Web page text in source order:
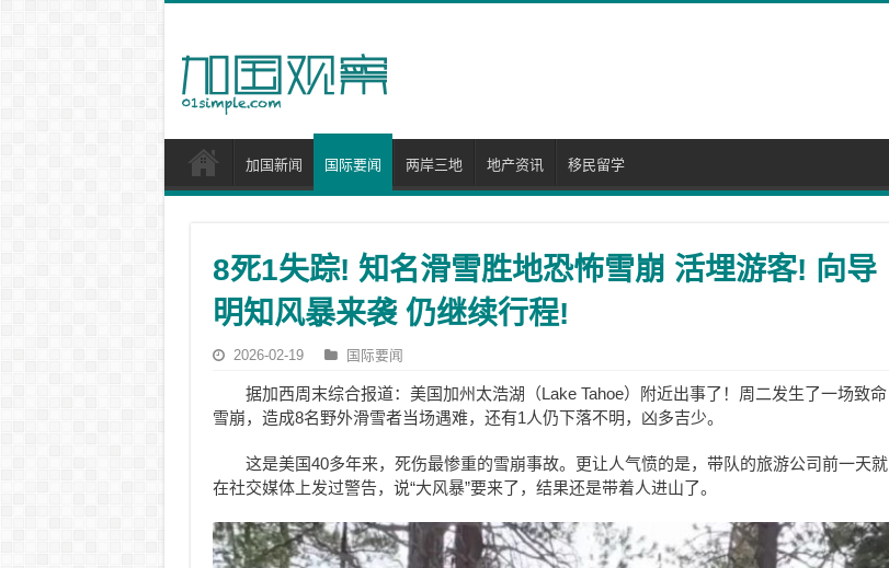
加国新闻 国际要闻 两岸三地 地产资讯 移民留学
8死1失踪! 知名滑雪胜地恐怖雪崩 活埋游客! 向导
明知风暴来袭 仍继续行程!
2026-02-19 国际要闻
据加西周末综合报道：美国加州太浩湖（Lake Tahoe）附近出事了！周二发生了一场致命
雪崩，造成8名野外滑雪者当场遇难，还有1人仍下落不明，凶多吉少。
这是美国40多年来，死伤最惨重的雪崩事故。更让人气愤的是，带队的旅游公司前一天就
在社交媒体上发过警告，说“大风暴”要来了，结果还是带着人进山了。